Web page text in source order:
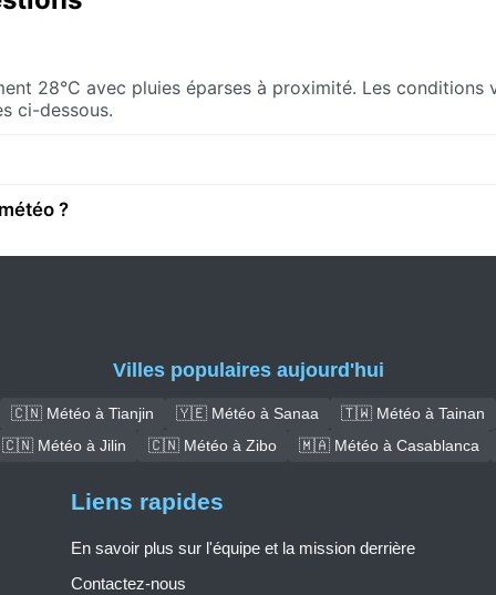
28°C avec pluies éparses à proximité. Les conditions
ci-dessous.
?
Villes populaires aujourd'hui
🇨🇳 Météo à Tianjin 🇾🇪 Météo à Sanaa
🇹🇼 Météo à Tainan
🇨🇳 Météo à Jilin
🇨🇳 Météo à Zibo 🇲🇦 Météo à Casablanca
Liens rapides
En savoir plus sur l'équipe et la mission derrière
Contactez-nous